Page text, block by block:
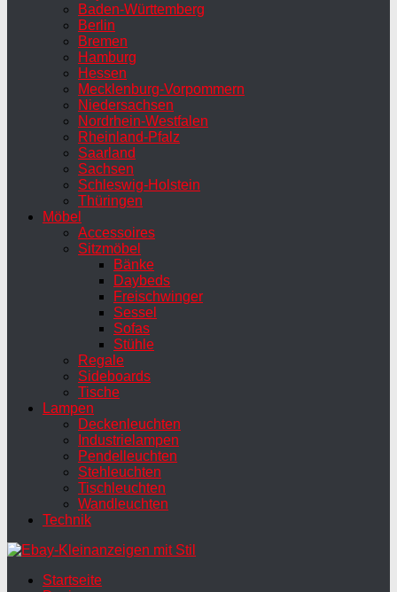
Baden-Württemberg
Berlin
Bremen
Hamburg
Hessen
Mecklenburg-Vorpommern
Niedersachsen
Nordrhein-Westfalen
Rheinland-Pfalz
Saarland
Sachsen
Schleswig-Holstein
Thüringen
Möbel
Accessoires
Sitzmöbel
Bänke
Daybeds
Freischwinger
Sessel
Sofas
Stühle
Regale
Sideboards
Tische
Lampen
Deckenleuchten
Industrielampen
Pendelleuchten
Stehleuchten
Tischleuchten
Wandleuchten
Technik
Startseite